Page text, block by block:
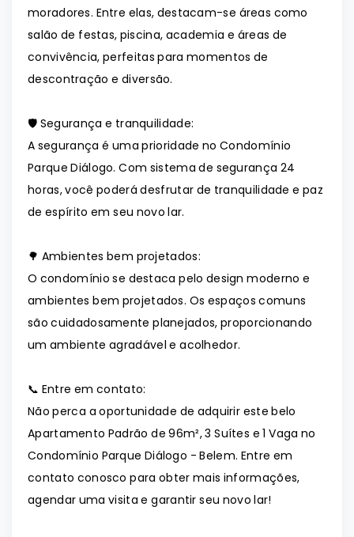
moradores. Entre elas, destacam-se áreas como
salão de festas, piscina, academia e áreas de
convivência, perfeitas para momentos de
descontração e diversão.
🛡️ Segurança e tranquilidade:
A segurança é uma prioridade no Condomínio
Parque Diálogo. Com sistema de segurança 24
horas, você poderá desfrutar de tranquilidade e paz
de espírito em seu novo lar.
🌳 Ambientes bem projetados:
O condomínio se destaca pelo design moderno e
ambientes bem projetados. Os espaços comuns
são cuidadosamente planejados, proporcionando
um ambiente agradável e acolhedor.
📞 Entre em contato:
Não perca a oportunidade de adquirir este belo
Apartamento Padrão de 96m², 3 Suítes e 1 Vaga no
Condomínio Parque Diálogo - Belem. Entre em
contato conosco para obter mais informações,
agendar uma visita e garantir seu novo lar!